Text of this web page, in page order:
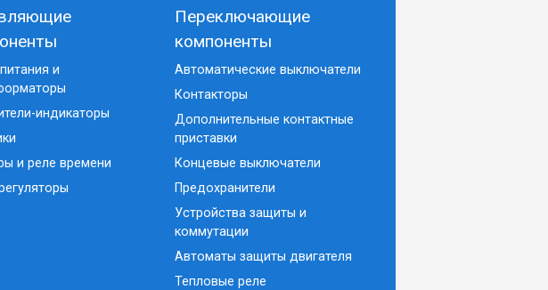
и
индикаторы
и реле времени
Переключающие
компоненты
Автоматические выключатели
Контакторы
Дополнительные контактные
приставки
Концевые выключатели
Предохранители
Устройства защиты и
коммутации
Автоматы защиты двигателя
Тепловые реле